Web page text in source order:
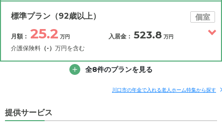
月額費用 25.2
4.6
7.5 万円
食費 ?
標準プラン（92歳以上） 個室
月額： 25.2 万円
介護保険料 （-） 万円を含む
入居金： 523.8 万円
入居金
その他費用
補足情報
全8件のプランを見る
川口市の年金で入れる老人ホーム特集から探す
提供サービス